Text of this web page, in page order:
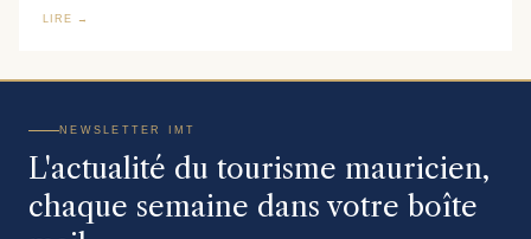
LIRE →
NEWSLETTER IMT
L'actualité du tourisme mauricien,
chaque semaine dans votre boîte